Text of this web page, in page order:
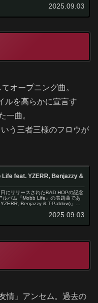
2025.09.03
オープニング曲。
ルを高らかに宣言す
一曲。
う三者三様のフロウが
Life feat. YZERR, Benjazzy &
にリリースされたBAD HOPの記念
ルバム『Mobb Life』の表題曲であ
Benjazzy & T-Pablow)」
2025.09.03
情」アンセム。過去の